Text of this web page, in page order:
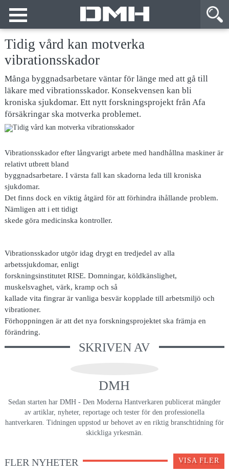
Tidig vård kan motverka
vibrationsskador
Många byggnadsarbetare väntar för länge med att gå till
läkare med vibrationsskador. Konsekvensen kan bli
kroniska sjukdomar. Ett nytt forskningsprojekt från Afa
försäkringar ska motverka problemet.
Vibrationsskador efter långvarigt arbete med handhållna maskiner är
relativt utbrett bland
byggnadsarbetare. I värsta fall kan skadorna leda till kroniska
sjukdomar.
Det finns dock en viktig åtgärd för att förhindra ihållande problem.
Nämligen att i ett tidigt
skede göra medicinska kontroller.
Vibrationsskador utgör idag drygt en tredjedel av alla
arbetssjukdomar, enligt
forskningsinstitutet RISE. Domningar, köldkänslighet,
muskelsvaghet, värk, kramp och så
kallade vita fingrar är vanliga besvär kopplade till arbetsmiljö och
vibrationer.
Förhoppningen är att det nya forskningsprojektet ska främja en
förändring.
SKRIVEN AV
DMH
Sedan starten har DMH - Den Moderna Hantverkaren publicerat mängder
av artiklar, nyheter, reportage och tester för den professionella
hantverkaren. Tidningen uppstod ur behovet av en riktig branschtidning för
skickliga yrkesmän.
FLER NYHETER VISA FLER